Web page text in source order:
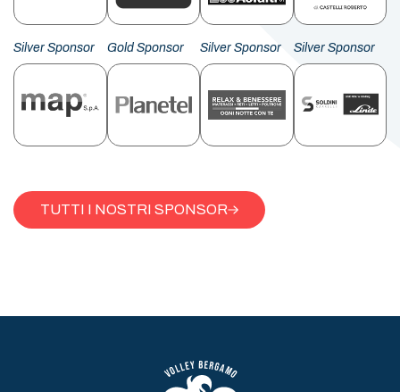
Silver Sponsor Gold Sponsor Silver Sponsor Silver Sponsor
TUTTI I NOSTRI SPONSOR